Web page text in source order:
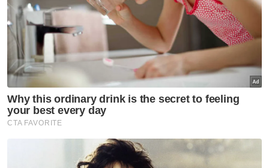
Berita Telus & Tulus menerusi E-Mel setiap
hari!
“Bagi keluarga yang inginkan
kesalinghubungan internet tanpa sebarang
kebimbangan, mereka boleh memilih pelan